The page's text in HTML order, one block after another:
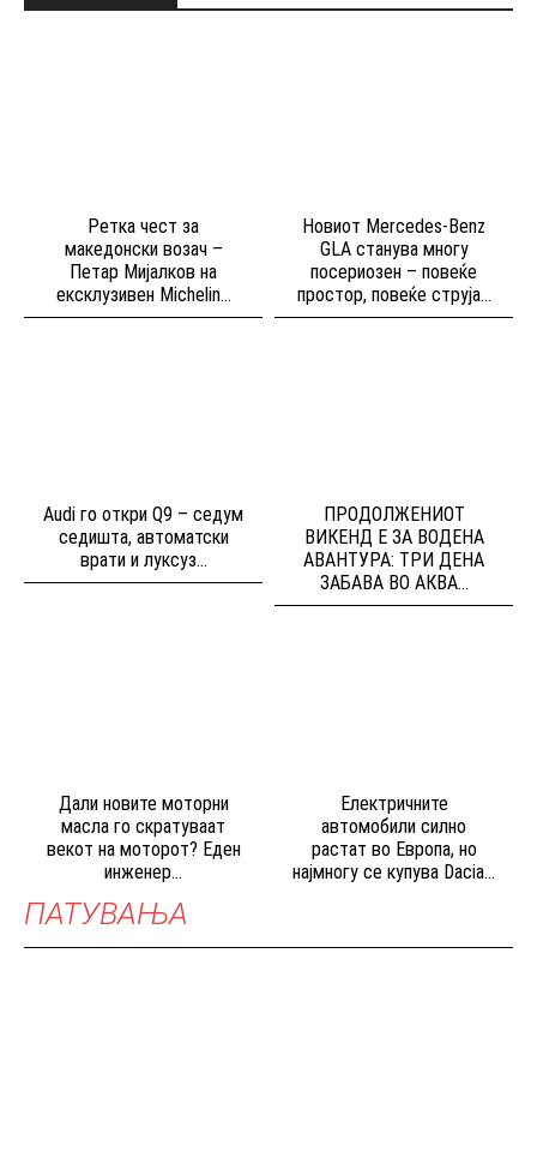
Ретка чест за
македонски возач –
Петар Мијалков на
ексклузивен Michelin...
Новиот Mercedes-Benz
GLA станува многу
посериозен – повеќе
простор, повеќе струја...
Audi го откри Q9 – седум
седишта, автоматски
врати и луксуз...
ПРОДОЛЖЕНИОТ
ВИКЕНД Е ЗА ВОДЕНА
АВАНТУРА: ТРИ ДЕНА
ЗАБАВА ВО АКВА...
Дали новите моторни
масла го скратуваат
векот на моторот? Еден
инженер...
Електричните
автомобили силно
растат во Европа, но
најмногу се купува Dacia...
ПАТУВАЊА